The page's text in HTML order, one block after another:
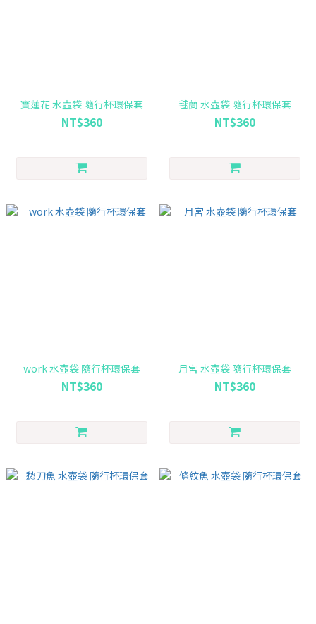
寶蓮花 水壺袋 隨行杯環保套
NT$360
毬蘭 水壺袋 隨行杯環保套
NT$360
work 水壺袋 隨行杯環保套
NT$360
月宮 水壺袋 隨行杯環保套
NT$360